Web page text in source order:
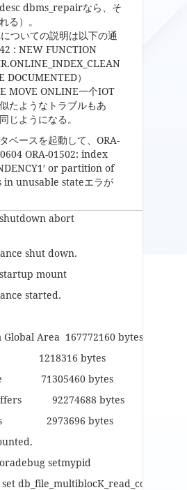
dbms_repairなら、そ
る）。
ついての説明は以下の通
: NEW FUNCTION
DOCUMENTED）
MOVE ONLINE一个IOT
たようなトラブルもあ
じようになる。
ベースを起動して、ORA-
ORA-01502: index
or partition of
in unusable stateエラが
abort
shut down.
mount
started.
Global Area 167772160 bytes
1218316 bytes
71305460 bytes
92274688 bytes
2973696 bytes
setmypid
db_file_multiblocK_read_count=1;